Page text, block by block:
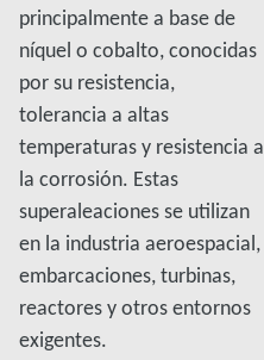
principalmente a base de
níquel o cobalto, conocidas
por su resistencia,
tolerancia a altas
temperaturas y resistencia a
la corrosión. Estas
superaleaciones se utilizan
en la industria aeroespacial,
embarcaciones, turbinas,
reactores y otros entornos
exigentes.